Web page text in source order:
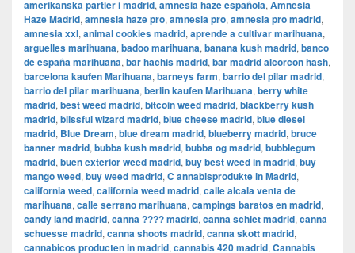
amerikanska partier i madrid, amnesia haze española, Amnesia
Haze Madrid, amnesia haze pro, amnesia pro, amnesia pro madrid,
amnesia xxl, animal cookies madrid, aprende a cultivar marihuana,
arguelles marihuana, badoo marihuana, banana kush madrid, banco
de españa marihuana, bar hachis madrid, bar madrid alcorcon hash,
barcelona kaufen Marihuana, barneys farm, barrio del pilar madrid,
barrio del pilar marihuana, berlin kaufen Marihuana, berry white
madrid, best weed madrid, bitcoin weed madrid, blackberry kush
madrid, blissful wizard madrid, blue cheese madrid, blue diesel
madrid, Blue Dream, blue dream madrid, blueberry madrid, bruce
banner madrid, bubba kush madrid, bubba og madrid, bubblegum
madrid, buen exterior weed madrid, buy best weed in madrid, buy
mango weed, buy weed madrid, C annabisprodukte in Madrid,
california weed, california weed madrid, calle alcala venta de
marihuana, calle serrano marihuana, campings baratos en madrid,
candy land madrid, canna ???? madrid, canna schiet madrid, canna
schuesse madrid, canna shoots madrid, canna skott madrid,
cannabicos producten in madrid, cannabis 420 madrid, Cannabis